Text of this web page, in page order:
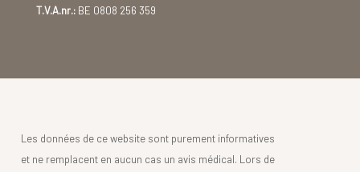
T.V.A.nr.:BE 0808 256 359
Les données de ce website sont purement informatives
et ne remplacent en aucun cas un avis médical. Lors de